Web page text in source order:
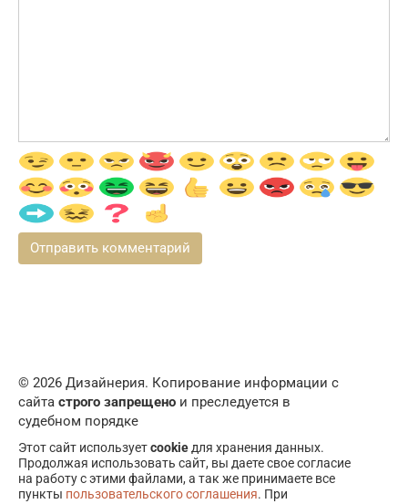
© 2026 Дизайнерия. Копирование информации с
сайта строго запрещено и преследуется в
судебном порядке
Этот сайт используетcookieдля хранения данных.
Продолжая использовать сайт, вы даете свое согласие
на работу с этими файлами, а так же принимаете все
пункты пользовательского соглашения. При